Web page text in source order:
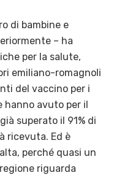
di bambine e
– ha
per la salute,
emiliano-romagnoli
del vaccino per i
hanno avuto per il
superato il 91% di
ricevuta. Ed è
perché quasi un
riguarda